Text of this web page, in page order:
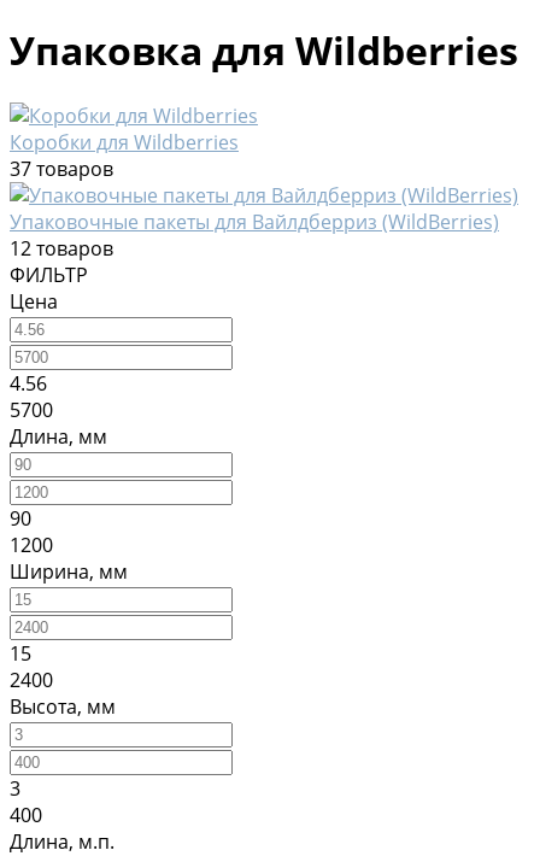
Упаковка для Wildberries
Коробки для Wildberries
37 товаров
Упаковочные пакеты для Вайлдберриз (WildBerries)
12 товаров
ФИЛЬТР
Цена
4.56
5700
Длина, мм
90
1200
Ширина, мм
15
2400
Высота, мм
3
400
Длина, м.п.